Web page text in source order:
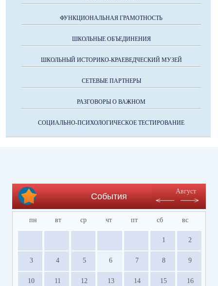
ФУНКЦИОНАЛЬНАЯ ГРАМОТНОСТЬ
ШКОЛЬНЫЕ ОБЪЕДИНЕНИЯ
ШКОЛЬНЫЙ ИСТОРИКО-КРАЕВЕДЧЕСКИЙ МУЗЕЙ
СЕТЕВЫЕ ПАРТНЕРЫ
РАЗГОВОРЫ О ВАЖНОМ
СОЦИАЛЬНО-ПСИХОЛОГИЧЕСКОЕ ТЕСТИРОВАНИЕ
События
Август
пн вт ср чт пт сб вс
1 2
3 4 5 6 7 8 9
10 11 12 13 14 15 16